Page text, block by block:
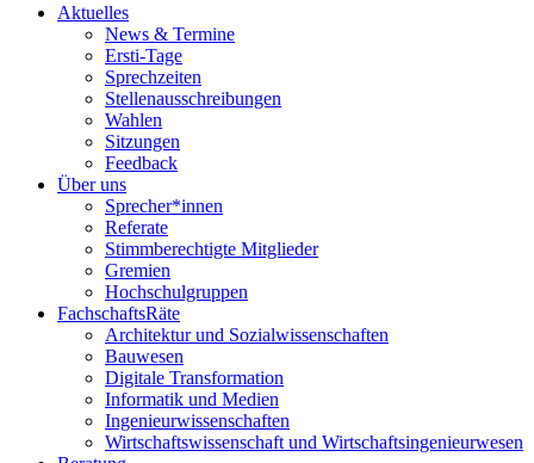
Aktuelles
News & Termine
Ersti-Tage
Sprechzeiten
Stellenausschreibungen
Wahlen
Sitzungen
Feedback
Über uns
Sprecher*innen
Referate
Stimmberechtigte Mitglieder
Gremien
Hochschulgruppen
FachschaftsRäte
Architektur und Sozialwissenschaften
Bauwesen
Digitale Transformation
Informatik und Medien
Ingenieurwissenschaften
Wirtschaftswissenschaft und Wirtschaftsingenieurwesen